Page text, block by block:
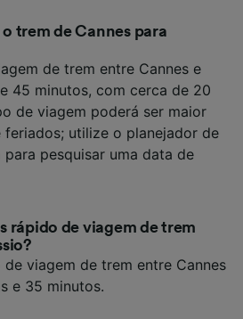
trem de Cannes para
de trem entre Cannes e
45 minutos, com cerca de 20
de viagem poderá ser maior
feriados; utilize o planejador de
pesquisar uma data de
rápido de viagem de trem
viagem de trem entre Cannes
e 35 minutos.